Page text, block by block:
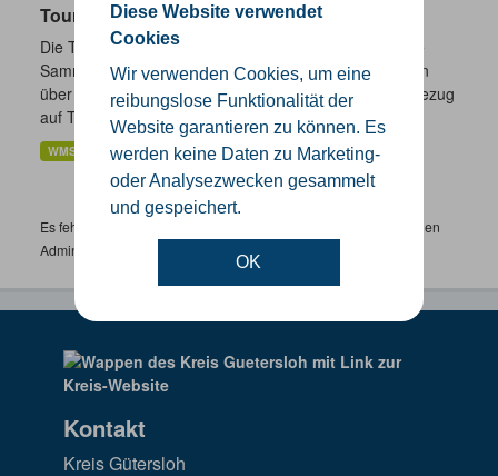
Diese Website verwendet
Cookies
Wir verwenden Cookies, um eine
reibungslose Funktionalität der
Website garantieren zu können. Es
werden keine Daten zu Marketing-
oder Analysezwecken gesammelt
und gespeichert.
OK
Touristik- und Freizeitinformationen NRW
Die Touristik- und Freizeitinformationen NRW sind eine
Sammlung von Daten des Landes Nordrhein-Westfalen
über ausgewählte freizeitbezogene Informationen in Bezug
auf Tourismus,...
WMS
Es fehlen spezifische Datensätze? Wenden Sie sich bitte an einen
Administrator unter:
Kontakt
Kreis Gütersloh